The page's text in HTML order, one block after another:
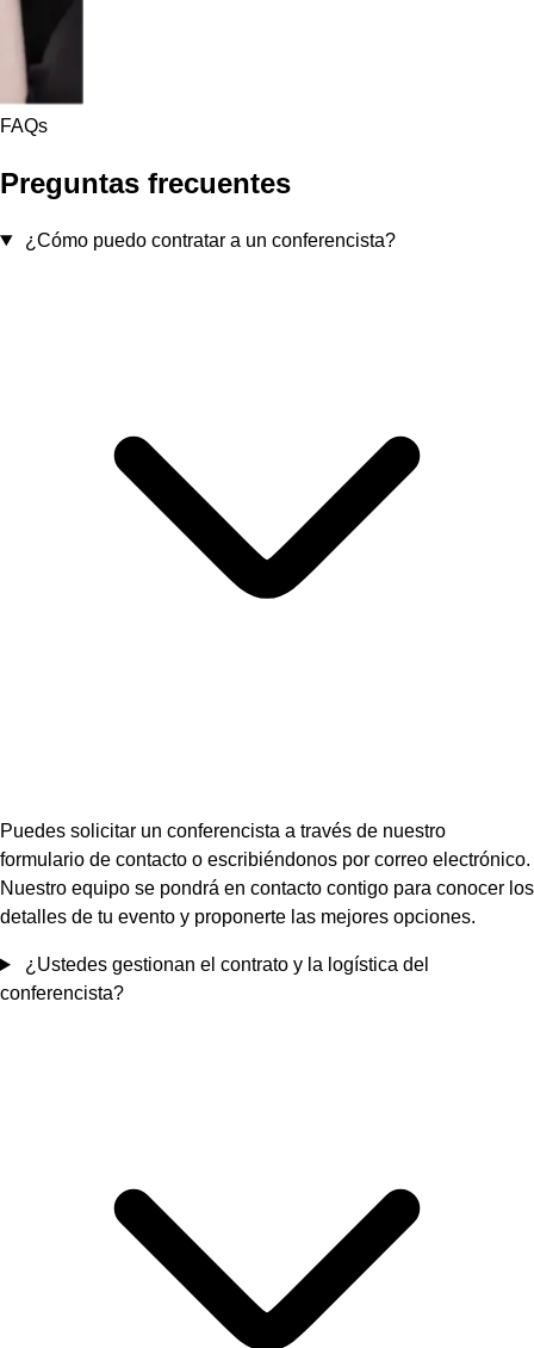
FAQs
Preguntas frecuentes
¿Cómo puedo contratar a un conferencista?
Puedes solicitar un conferencista a través de nuestro
formulario de contacto o escribiéndonos por correo electrónico.
Nuestro equipo se pondrá en contacto contigo para conocer los
detalles de tu evento y proponerte las mejores opciones.
¿Ustedes gestionan el contrato y la logística del
conferencista?